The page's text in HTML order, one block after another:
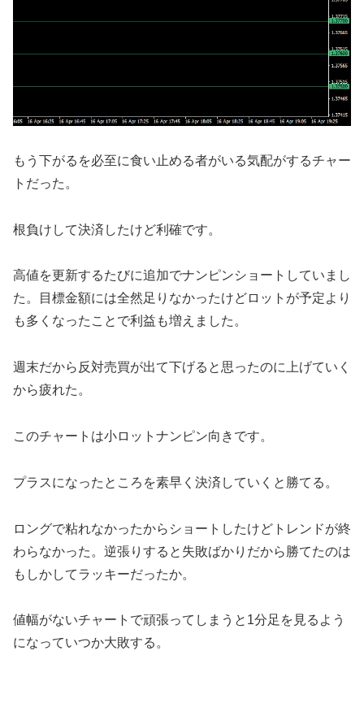
もう下がるを必至に食い止める者がいる気配がするチャー
トだった。
根負けして決済したけど利確です。
高値を更新するたびに追加でナンピンショートしていまし
た。目標金額には全然足りなかったけどロットが予定より
も多くなったことで利益も増えました。
週末だから反対売買が出て下げると思ったのに上げていく
から疲れた。
このチャートは小ロットナンピン向きです。
プラスになったところを素早く決済していくと勝てる。
ロングで粘れなかったからショートしたけどトレンドが終
わらなかった。逆張りすると失敗ばかりだから勝てたのは
もしかしてラッキーだったか。
値幅がないチャートで頑張ってしまうと1分足を見るよう
になっていつか大敗する。